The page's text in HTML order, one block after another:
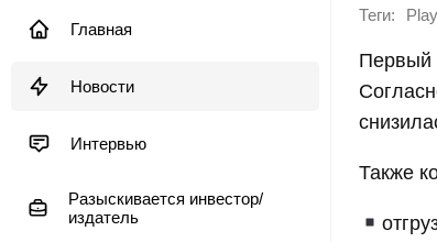
Главная
Новости
Интервью
Разыскивается инвестор/
издатель
Теги:
Первый
Также